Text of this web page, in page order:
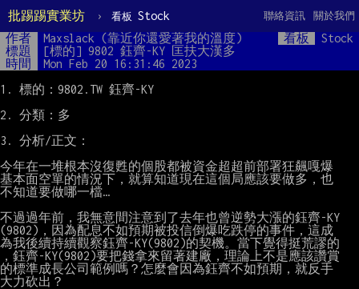
批踢踢實業坊 › 看板 Stock 關於我們
聯絡資訊
作者 Maxslack (靠近你還愛著我的溫度) 看板
Stock
標題
[標的] 9802 鈺齊-KY 匡扶大漢多
時間
Mon Feb 20 16:31:46 2023
1. 標的：9802.TW 鈺齊-KY
2. 分類：多
3. 分析/正文：
今年在一堆根本沒復甦的個股都被資金超超前部署狂飆嘎爆
基本面空單的情況下，就算知道現在這個局應該要做多，也
不知道要做哪一檔…
不過過年前，我無意間注意到了去年也曾逆勢大漲的鈺齊-KY
(9802)，因為配息不如預期被投信倒爆吃跌停的事件，這成
為我後續持續觀察鈺齊-KY(9802)的契機。當下覺得挺荒謬的
，鈺齊-KY(9802)要把錢拿來留著建廠，理論上不是應該讚賞
的標準成長公司範例嗎？怎麼會因為鈺齊不如預期，就反手
大力砍出？